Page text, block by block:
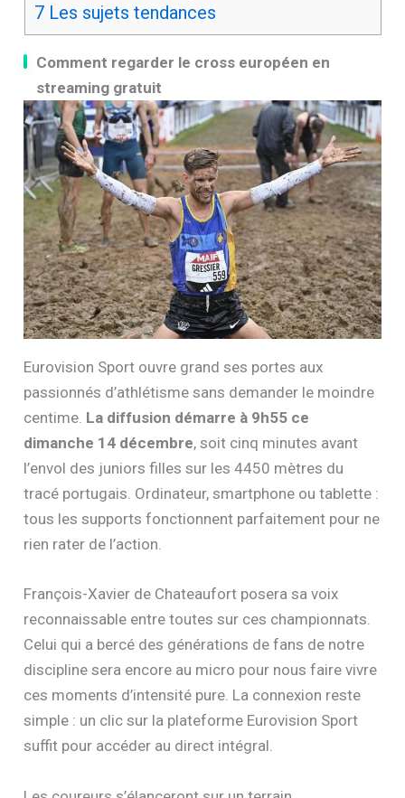
7Les sujets tendances
Comment regarder le cross européen en
streaming gratuit
Eurovision Sport ouvre grand ses portes aux
passionnés d’athlétisme sans demander le moindre
centime. La diffusion démarre à 9h55 ce
dimanche 14 décembre, soit cinq minutes avant
l’envol des juniors filles sur les 4450 mètres du
tracé portugais. Ordinateur, smartphone ou tablette :
tous les supports fonctionnent parfaitement pour ne
rien rater de l’action.
François-Xavier de Chateaufort posera sa voix
reconnaissable entre toutes sur ces championnats.
Celui qui a bercé des générations de fans de notre
discipline sera encore au micro pour nous faire vivre
ces moments d’intensité pure. La connexion reste
simple : un clic sur la plateforme Eurovision Sport
suffit pour accéder au direct intégral.